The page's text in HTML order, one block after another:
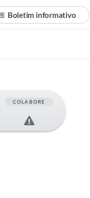
Boletim informativo
COLABORE